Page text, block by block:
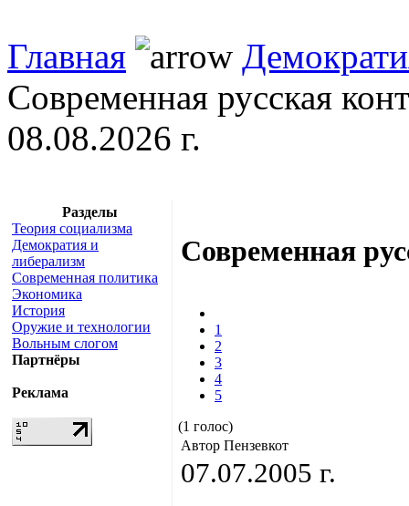
Главная
Современная русская
08.08.2026 г.
Разделы
Теория социализма
Демократия и
либерализм
Современная политика
Экономика
История
Оружие и технологии
Вольным слогом
Партнёры
Реклама
Современная
1
2
3
4
5
(1 голос)
Автор Пензевкот
07.07.2005 г.